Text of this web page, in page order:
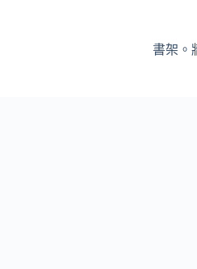
書架。